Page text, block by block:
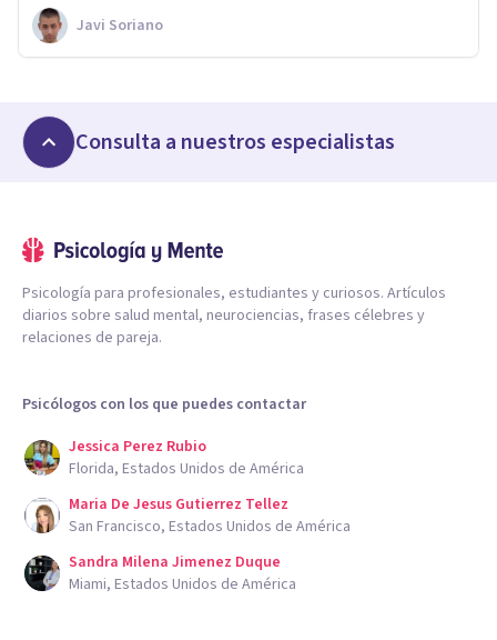
Javi Soriano
Consulta a nuestros especialistas
Psicología para profesionales, estudiantes y curiosos. Artículos
diarios sobre salud mental, neurociencias, frases célebres y
relaciones de pareja.
Psicólogos con los que puedes contactar
Jessica Perez Rubio
Florida, Estados Unidos de América
Maria De Jesus Gutierrez Tellez
San Francisco, Estados Unidos de América
Sandra Milena Jimenez Duque
Miami, Estados Unidos de América